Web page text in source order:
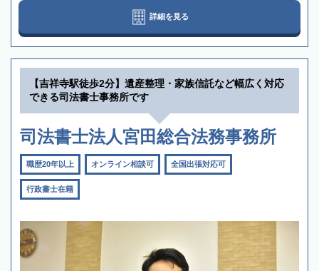
詳細を見る
【吉祥寺駅徒歩2分】遺産整理・家族信託など幅広く対応
できる司法書士事務所です
司法書士法人宮田総合法務事務所
職歴20年以上 オンライン相談可 全国出張対応可
行政書士在籍